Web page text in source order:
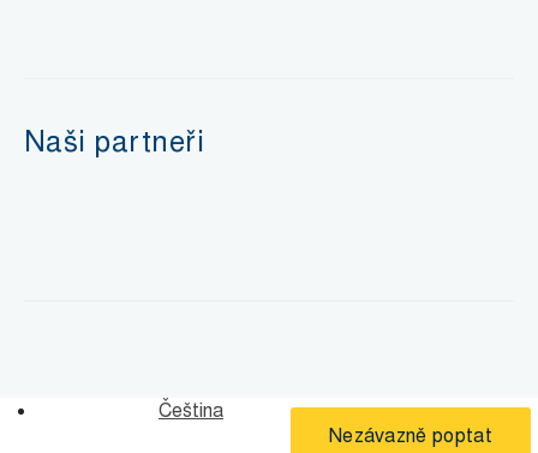
Naši partneři
Čeština
Nezávazně poptat